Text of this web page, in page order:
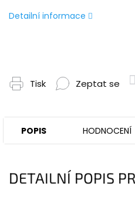
Detailní informace
Tisk Zeptat se
POPIS HODNOCENÍ
DETAILNÍ POPIS